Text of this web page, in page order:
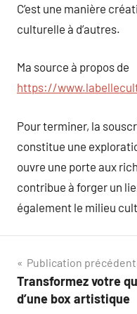
C’est une manière
culturelle à d’autres.
Ma source à propos de
https://
Pour terminer, la
constitue une
ouvre une porte aux
contribue à forger un
également le milieu
Navigation
de
Publication
Transformez votre
d’une box artistique